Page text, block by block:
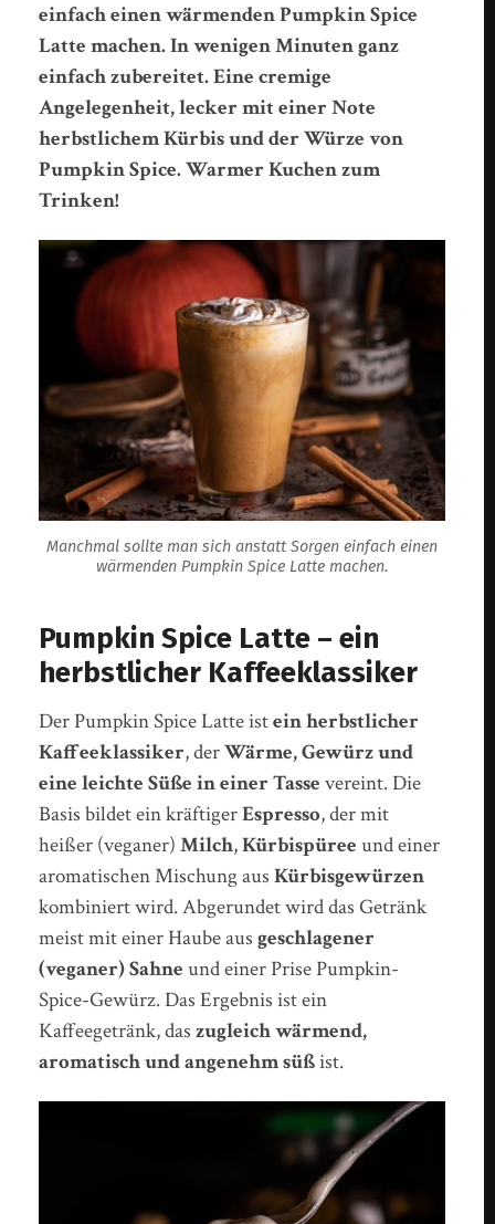
einfach einen wärmenden Pumpkin Spice
Latte machen. In wenigen Minuten ganz
einfach zubereitet. Eine cremige
Angelegenheit, lecker mit einer Note
herbstlichem Kürbis und der Würze von
Pumpkin Spice. Warmer Kuchen zum
Trinken!
Manchmal sollte man sich anstatt Sorgen einfach einen
wärmenden Pumpkin Spice Latte machen.
Pumpkin Spice Latte – ein
herbstlicher Kaffeeklassiker
Der Pumpkin Spice Latte istein herbstlicher
Kaffeeklassiker, derWärme, Gewürz und
eine leichte Süße in einer Tasse vereint. Die
Basis bildet ein kräftigerEspresso, der mit
heißer (veganer)Milch,Kürbispüree und einer
aromatischen Mischung ausKürbisgewürzen
kombiniert wird. Abgerundet wird das Getränk
meist mit einer Haube ausgeschlagener
(veganer) Sahne und einer Prise Pumpkin-
Spice-Gewürz. Das Ergebnis ist ein
Kaffeegetränk, daszugleich wärmend,
aromatisch und angenehm süßist.